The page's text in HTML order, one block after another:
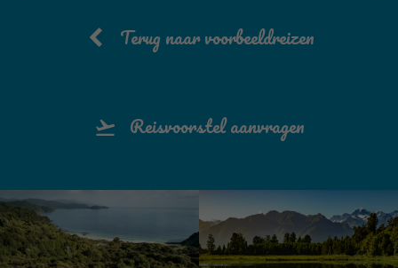
Terug naar voorbeeldreizen
Reisvoorstel aanvragen